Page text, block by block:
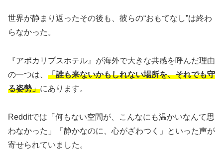
世界が静まり返ったその後も、彼らの“おもてなし”は終わ
らなかった。
『アポカリプスホテル』が海外で大きな共感を呼んだ理由
の一つは、 「誰も来ないかもしれない場所を、それでも守
る姿勢」にあります。
Redditでは「何もない空間が、こんなにも温かいなんて思
わなかった」「静かなのに、心がざわつく」といった声が
寄せられていました。